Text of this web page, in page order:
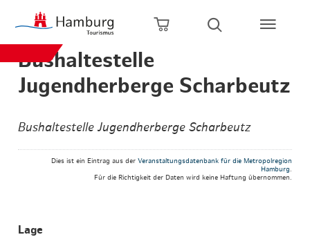
Zum Hauptinhalt springen
Zur Hauptnavigation springen
Zur Volltextsuche springen
Zum Footer springen
Warenkorb öffnen
Suche öffnen
Bushaltestelle
Jugendherberge Scharbeutz
Bushaltestelle Jugendherberge Scharbeutz
Dies ist ein Eintrag aus der Veranstaltungsdatenbank für die Metropolregion
Hamburg.
Für die Richtigkeit der Daten wird keine Haftung übernommen.
Lage